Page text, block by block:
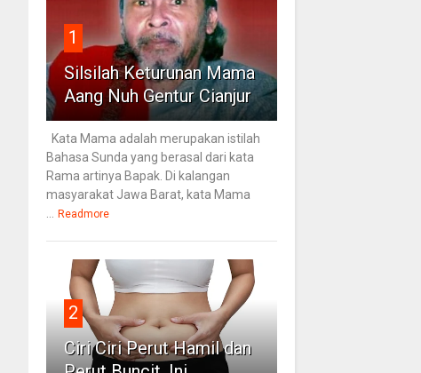
1
Silsilah Keturunan Mama
Aang Nuh Gentur Cianjur
Kata Mama adalah merupakan istilah
Bahasa Sunda yang berasal dari kata
Rama artinya Bapak. Di kalangan
masyarakat Jawa Barat, kata Mama
... Readmore
2
Ciri Ciri Perut Hamil dan